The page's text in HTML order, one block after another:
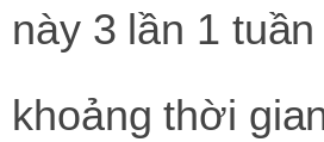
này 3 lần 1
khoảng thời